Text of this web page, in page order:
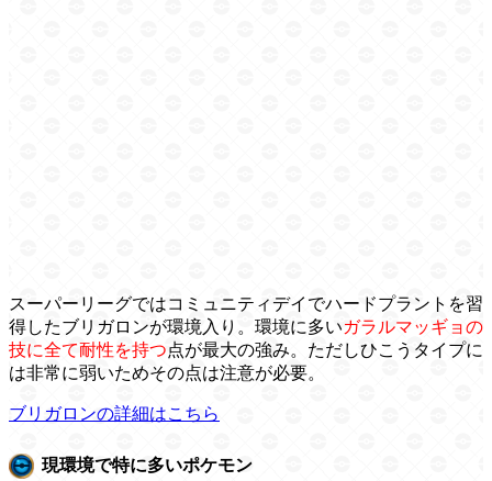
スーパーリーグではコミュニティデイでハードプラントを習
得したブリガロンが環境入り。環境に多いガラルマッギョの
技に全て耐性を持つ点が最大の強み。ただしひこうタイプに
は非常に弱いためその点は注意が必要。
ブリガロンの詳細はこちら
現環境で特に多いポケモン